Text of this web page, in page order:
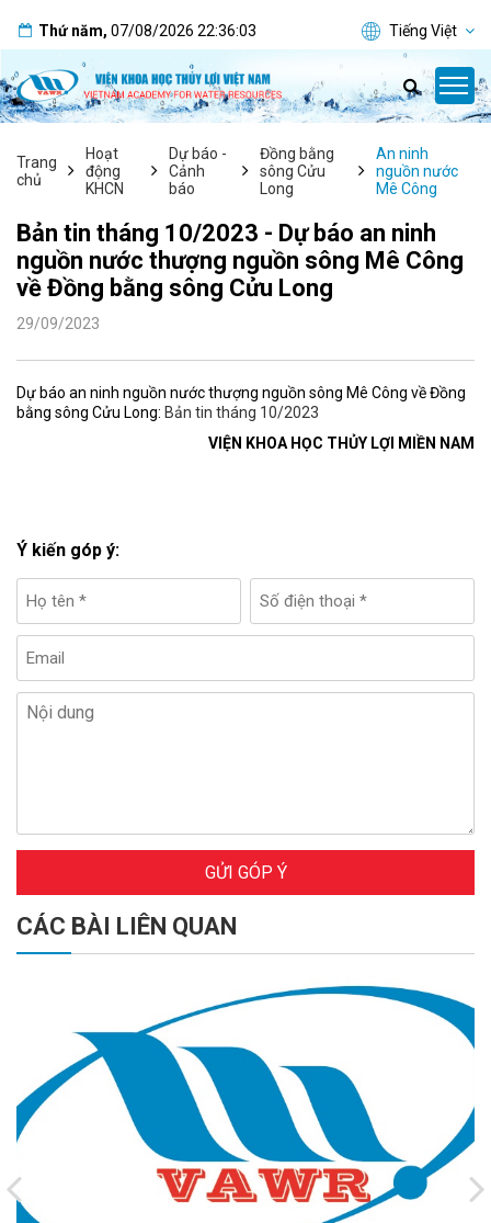
Thứ năm, 07/08/2026 22:36:03 Tiếng Việt
Trang
chủ
Hoạt
động
KHCN
Dự báo -
Cảnh
báo
Đồng bằng
sông Cửu
Long
An ninh
nguồn nước
Mê Công
Bản tin tháng 10/2023 - Dự báo an ninh
nguồn nước thượng nguồn sông Mê Công
về Đồng bằng sông Cửu Long
29/09/2023
Dự báo an ninh nguồn nước thượng nguồn sông Mê Công về Đồng
bằng sông Cửu Long: Bản tin tháng 10/2023
VIỆN KHOA HỌC THỦY LỢI MIỀN NAM
Ý kiến góp ý:
GỬI GÓP Ý
CÁC BÀI LIÊN QUAN